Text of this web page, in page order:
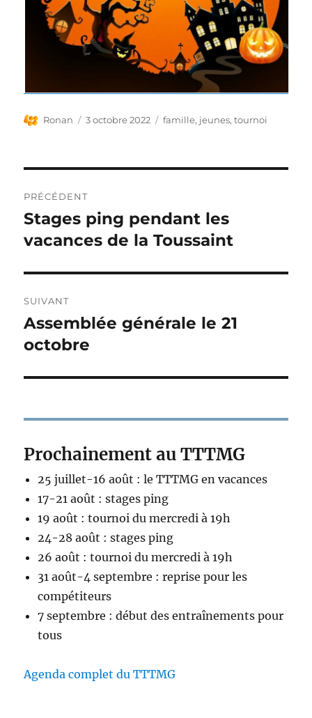
Auteur
Ronan
Publié
3 octobre 2022 Étiquettes
famille, jeunes,tournoi
de
l’article
PRÉCÉDENT
Publication
précédente :
Stages ping pendant les
vacances de la Toussaint
SUIVANT
Publication
suivante :
Assemblée générale le 21
octobre
Prochainement au TTTMG
25 juillet-16 août : le TTTMG en vacances
17-21 août : stages ping
19 août : tournoi du mercredi à 19h
24-28 août : stages ping
26 août : tournoi du mercredi à 19h
31 août-4 septembre : reprise pour les
compétiteurs
7 septembre : début des entraînements pour
tous
Agenda complet du TTTMG